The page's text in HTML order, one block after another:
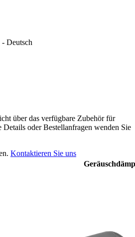
Deutsch
über das verfügbare Zubehör für
Details oder Bestellanfragen wenden Sie
Kontaktieren Sie uns